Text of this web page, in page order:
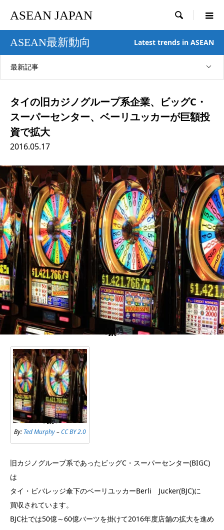
ASEAN JAPAN 
ASEAN最新動向 Latest trends in ASEAN
最新記事
タイの旧カジノグループ系企業、ビッグC・
スーパーセンター、ベーリユッカーが巨額投
資で拡大
2016.05.17
By: Ted Murphy–CC BY 2.0
旧カジノグループ系であったビッグC・スーパーセンター(BIGC)
は
タイ・ビバレッジ傘下のベーリユッカーBerli Jucker(BJC)に
買収されています。
BJC社では50億～60億バーツを掛けて2016年度店舗の拡大を進め